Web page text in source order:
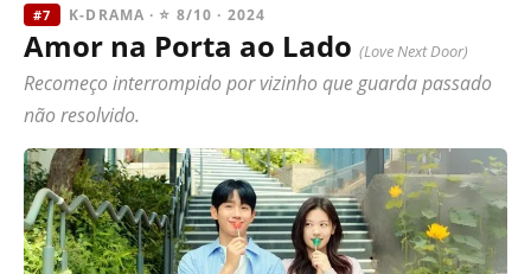
#7 K-DRAMA · ⭐ 8/10 · 2024
Amor na Porta ao Lado (Love Next Door)
Recomeço interrompido por vizinho que guarda passado
não resolvido.